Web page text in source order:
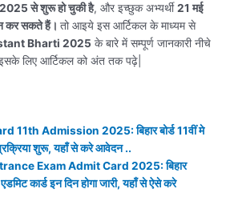
से शुरू हो चुकी है, और इच्छुक अभ्यर्थी21 मई
कर सकते हैं।तो आइये इस आर्टिकल के माध्यम से
Bharti 2025 के बारे में सम्पूर्ण जानकारी नीचे
इसके लिए आर्टिकल को अंत तक पढ़े|
11th Admission 2025: बिहार बोर्ड 11वीं मे
शुरू, यहाँ से करे आवेदन ..
Exam Admit Card 2025: बिहार
कार्ड इन दिन होगा जारी, यहाँ से ऐसे करे